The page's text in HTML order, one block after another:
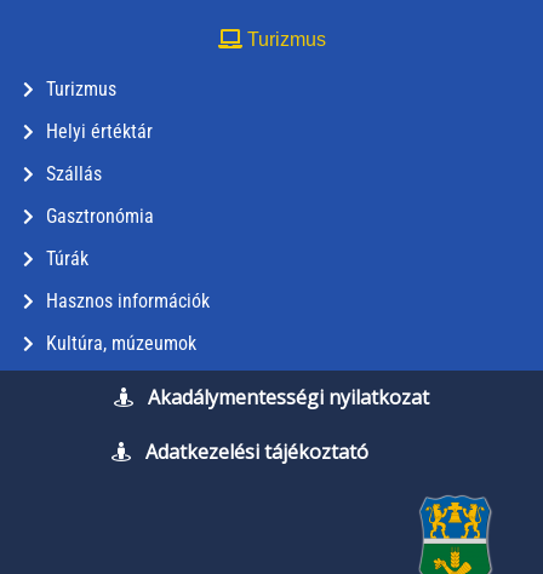
Turizmus
Turizmus
Helyi értéktár
Szállás
Gasztronómia
Túrák
Hasznos információk
Kultúra, múzeumok
Akadálymentességi nyilatkozat
Adatkezelési tájékoztató